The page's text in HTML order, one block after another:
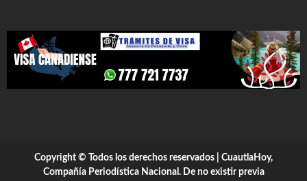
Copyright © Todos los derechos reservados | CuautlaHoy,
Compañía Periodística Nacional. De no existir previa